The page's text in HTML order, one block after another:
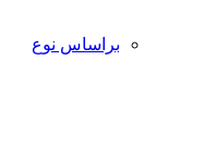
براساس نوع